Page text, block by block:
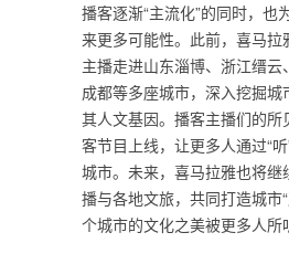
播客逐渐“主流化”的同时，也
来更多可能性。此前，喜马拉
主播走进山东淄博、浙江缙云
成都等多座城市，深入挖掘
其人文基因。播客主播们的所
客节目上线，让更多人通过“
城市。未来，喜马拉雅也将继
播与各地文旅，共同打造城市
个城市的文化之美被更多人所